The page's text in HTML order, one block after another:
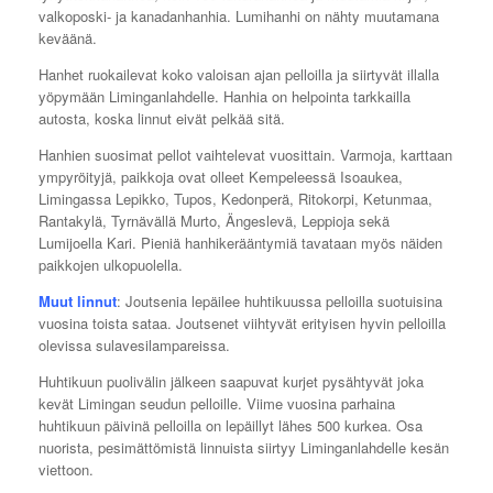
valkoposki- ja kanadanhanhia. Lumihanhi on nähty muutamana
keväänä.
Hanhet ruokailevat koko valoisan ajan pelloilla ja siirtyvät illalla
yöpymään Liminganlahdelle. Hanhia on helpointa tarkkailla
autosta, koska linnut eivät pelkää sitä.
Hanhien suosimat pellot vaihtelevat vuosittain. Varmoja, karttaan
ympyröityjä, paikkoja ovat olleet Kempeleessä Isoaukea,
Limingassa Lepikko, Tupos, Kedonperä, Ritokorpi, Ketunmaa,
Rantakylä, Tyrnävällä Murto, Ängeslevä, Leppioja sekä
Lumijoella Kari. Pieniä hanhikerääntymiä tavataan myös näiden
paikkojen ulkopuolella.
Muut linnut: Joutsenia lepäilee huhtikuussa pelloilla suotuisina
vuosina toista sataa. Joutsenet viihtyvät erityisen hyvin pelloilla
olevissa sulavesilampareissa.
Huhtikuun puolivälin jälkeen saapuvat kurjet pysähtyvät joka
kevät Limingan seudun pelloille. Viime vuosina parhaina
huhtikuun päivinä pelloilla on lepäillyt lähes 500 kurkea. Osa
nuorista, pesimättömistä linnuista siirtyy Liminganlahdelle kesän
viettoon.